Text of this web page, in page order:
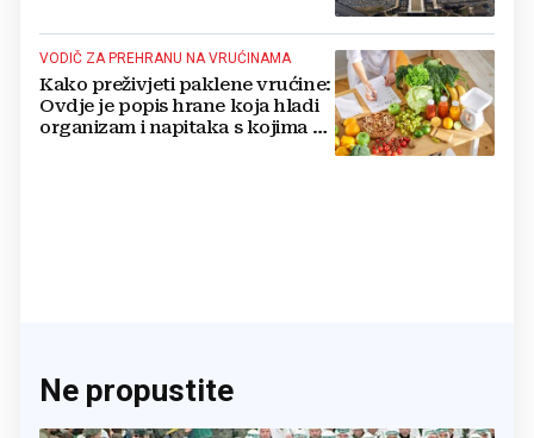
VODIČ ZA PREHRANU NA VRUĆINAMA
Kako preživjeti paklene vrućine:
Ovdje je popis hrane koja hladi
organizam i napitaka s kojima si
Ne propustite